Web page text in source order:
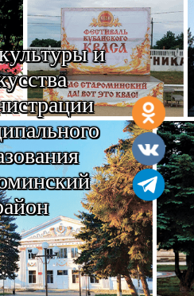
культуры и